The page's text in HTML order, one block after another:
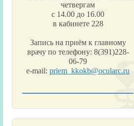
четвергам
с 14.00 до 16.00
в кабинете 228
Запись на приём к главному
врачу по телефону: 8(391)228-
06-79
e-mail:priem_kkokb@ocularc.ru